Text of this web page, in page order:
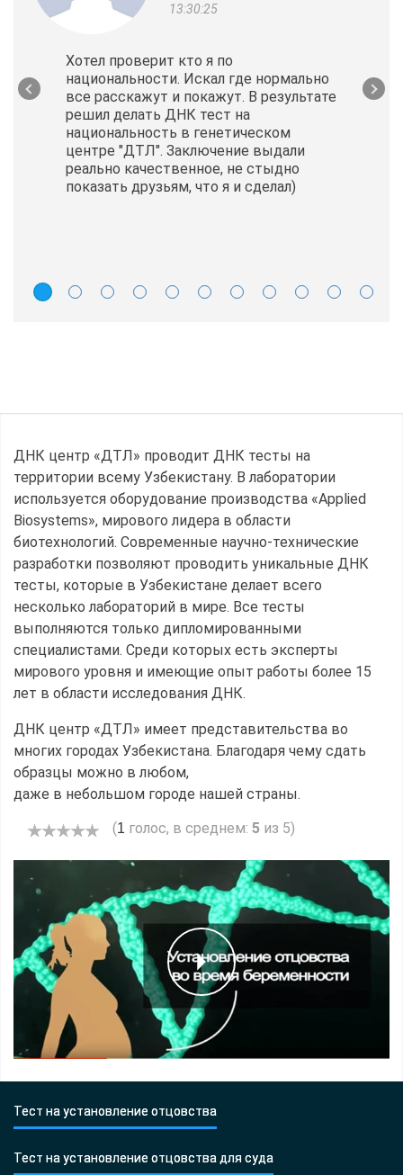
13:30:25
Хотел проверит кто я по
национальности. Искал где нормально
все расскажут и покажут. В результате
решил делать ДНК тест на
национальность в генетическом
центре "ДТЛ". Заключение выдали
реально качественное, не стыдно
показать друзьям, что я и сделал)
ДНК центр «ДТЛ» проводит ДНК тесты на
территории всему Узбекистану. В лаборатории
используется оборудование производства «Applied
Biosystems», мирового лидера в области
биотехнологий. Современные научно-технические
разработки позволяют проводить уникальные ДНК
тесты, которые в Узбекистане делает всего
несколько лабораторий в мире. Все тесты
выполняются только дипломированными
специалистами. Среди которых есть эксперты
мирового уровня и имеющие опыт работы более 15
лет в области исследования ДНК.
ДНК центр «ДТЛ» имеет представительства во
многих городах Узбекистана. Благодаря чему сдать
образцы можно в любом,
даже в небольшом городе нашей страны.
(1 голос, в среднем: 5 из 5)
Тест на установление отцовства
Тест на установление отцовства для суда